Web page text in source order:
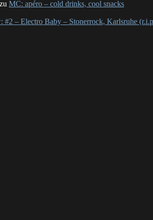
zu MC: apéro – cold drinks, cool snacks
#2 – Electro Baby – Stonerrock, Karlsruhe